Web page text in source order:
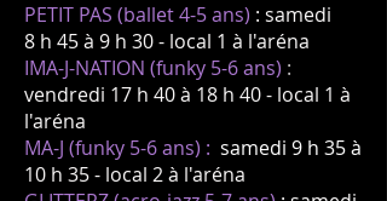
PETIT PAS (ballet 4-5 ans) : samedi
8 h 45 à 9 h 30- local 1 à l'aréna
IMA-J-NATION (funky 5-6 ans) :
vendredi 17 h 40 à 18 h 40 - local 1 à
l'aréna
MA-J (funky 5-6 ans) : samedi 9 h 35 à
10 h 35 - local 2 à l'aréna